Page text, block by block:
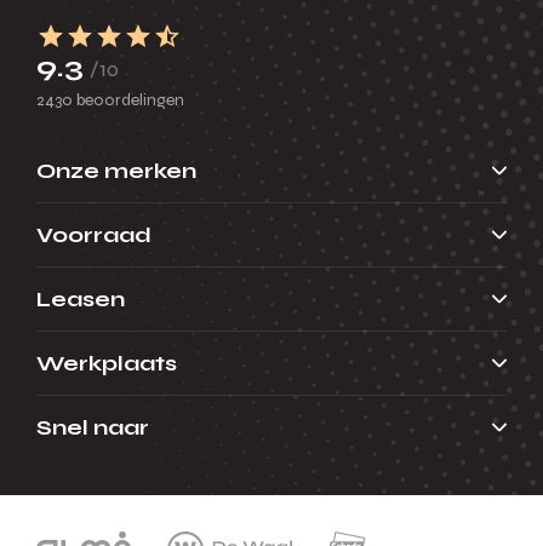
9.3 /10
2430 beoordelingen
Onze merken
Voorraad
Leasen
Werkplaats
Snel naar